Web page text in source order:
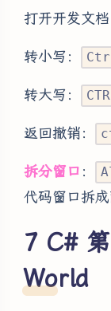
打开开发文档
转小写：
转大写：
返回撤销：
拆分窗口 ：
代码窗口拆成
C#
World